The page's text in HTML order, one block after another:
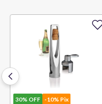
30% OFF -10% Pix